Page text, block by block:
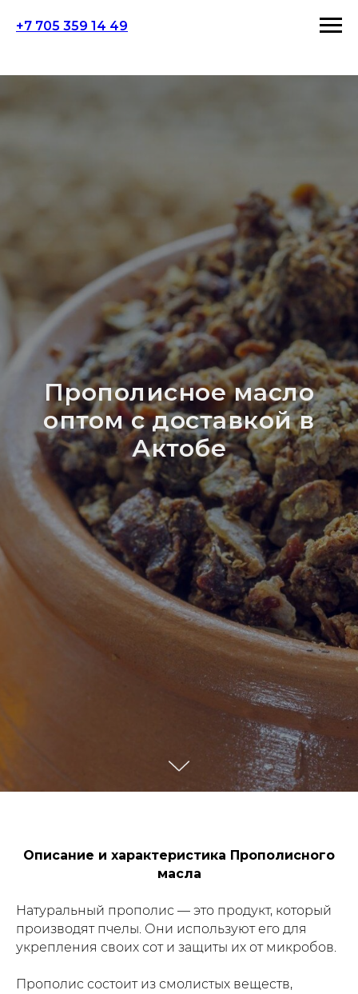
+7 705 359 14 49
Прополисное масло
оптом с доставкой в
Актобе
Описание и характеристика Прополисного
масла
Натуральный прополис — это продукт, который
производят пчелы. Они используют его для
укрепления своих сот и защиты их от микробов.
Прополис состоит из смолистых веществ,